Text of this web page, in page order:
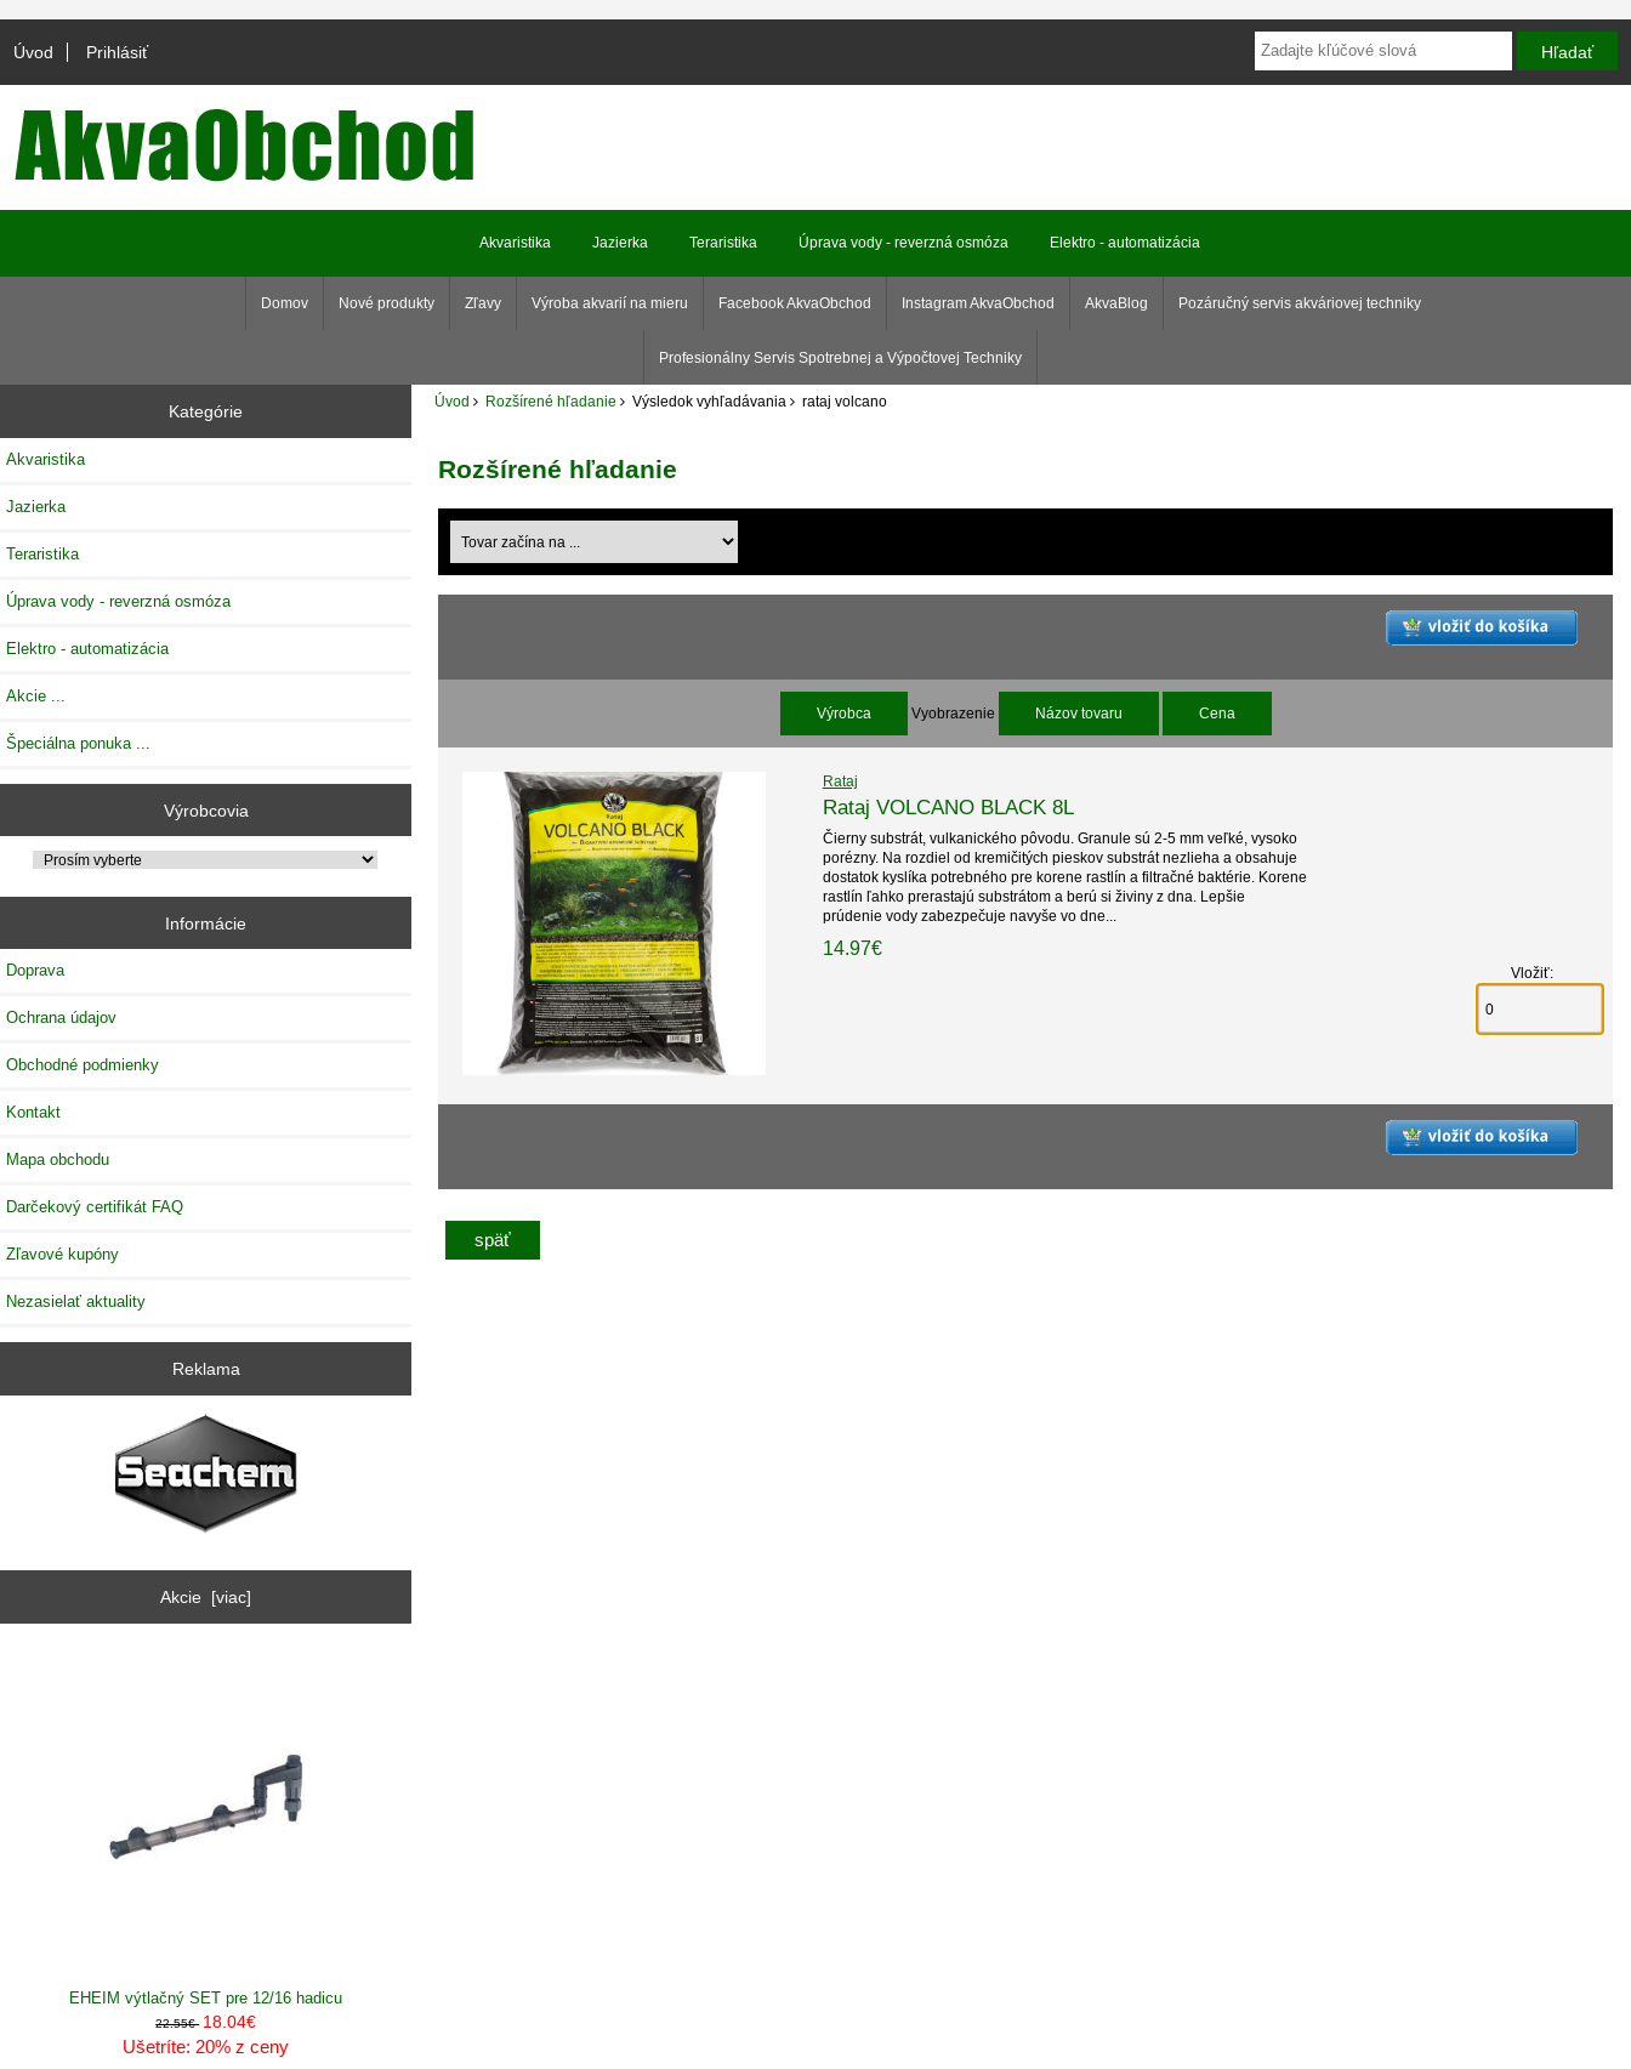
Úvod Prihlásiť
Akvaristika Jazierka Teraristika Úprava vody - reverzná osmóza Elektro - automatizácia
Domov Nové produkty Zľavy Výroba akvarií na mieru Facebook AkvaObchod Instagram AkvaObchod AkvaBlog Pozáručný servis akváriovej techniky
Profesionálny Servis Spotrebnej a Výpočtovej Techniky
Kategórie
Akvaristika
Jazierka
Teraristika
Úprava vody - reverzná osmóza
Elektro - automatizácia
Akcie ...
Špeciálna ponuka ...
Výrobcovia
Informácie
Doprava
Ochrana údajov
Obchodné podmienky
Kontakt
Mapa obchodu
Darčekový certifikát FAQ
Zľavové kupóny
Nezasielať aktuality
Reklama
Akcie [viac]
EHEIM výtlačný SET pre 12/16 hadicu
22.55€ 18.04€
Ušetríte: 20% z ceny
Úvod Rozšírené hľadanie Výsledok vyhľadávania rataj volcano
Rozšírené hľadanie
Výrobca Vyobrazenie Názov tovaru Cena
Rataj
Rataj VOLCANO BLACK 8L
Čierny substrát, vulkanického pôvodu. Granule sú 2-5 mm veľké, vysoko
porézny. Na rozdiel od kremičitých pieskov substrát nezlieha a obsahuje
dostatok kyslíka potrebného pre korene rastlín a filtračné baktérie. Korene
rastlín ľahko prerastajú substrátom a berú si živiny z dna. Lepšie
prúdenie vody zabezpečuje navyše vo dne...
14.97€
Vložiť:
späť